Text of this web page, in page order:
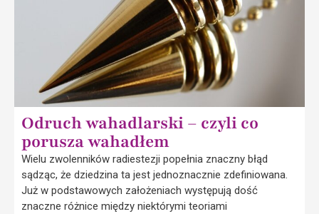
Odruch wahadlarski – czyli co
porusza wahadłem
Wielu zwolenników radiestezji popełnia znaczny błąd
sądząc, że dziedzina ta jest jednoznacznie zdefiniowana.
Już w podstawowych założeniach występują dość
znaczne różnice między niektórymi teoriami